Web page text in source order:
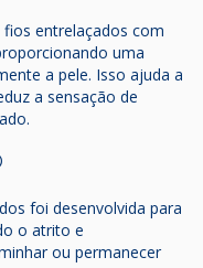
fios entrelaçados com
uma
a pele. Isso ajuda a
a sensação de
foi desenvolvida para
o atrito e
ou permanecer